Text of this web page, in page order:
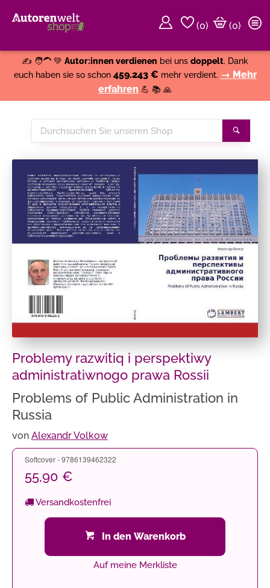
(0)
(0)
✍️ 🧑‍🦱 💚 Autor:innen verdienen bei uns doppelt. Dank
euch haben sie so schon 459.243 € mehr verdient. → Mehr
erfahren 💪 📚 🙏
Durchsuchen
Sie
Problemy razwitiq i perspektiwy
administratiwnogo prawa Rossii
Problems of Public Administration in
Russia
von Alexandr Volkow
Softcover - 9786139462322
55,90 €
Versandkostenfrei
In den Warenkorb
Auf meine Merkliste